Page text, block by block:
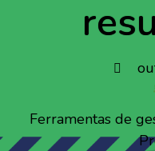
Ferramentas de